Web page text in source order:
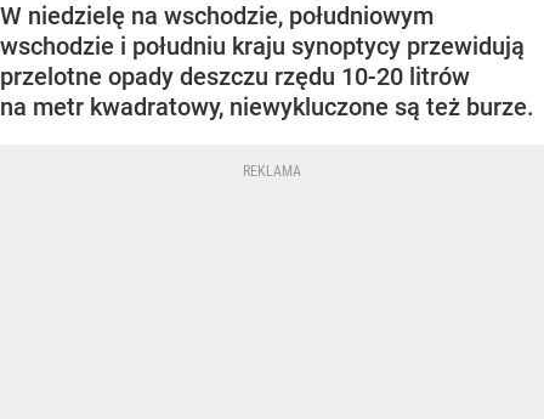
W niedzielę na wschodzie, południowym
wschodzie i południu kraju synoptycy przewidują
przelotne opady deszczu rzędu 10-20 litrów
na metr kwadratowy, niewykluczone są też burze.